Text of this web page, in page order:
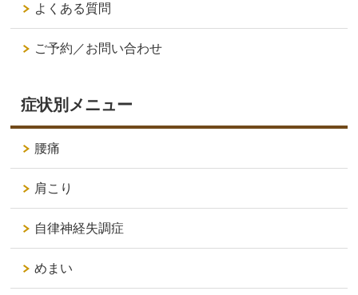
よくある質問
ご予約／お問い合わせ
症状別メニュー
腰痛
肩こり
自律神経失調症
めまい